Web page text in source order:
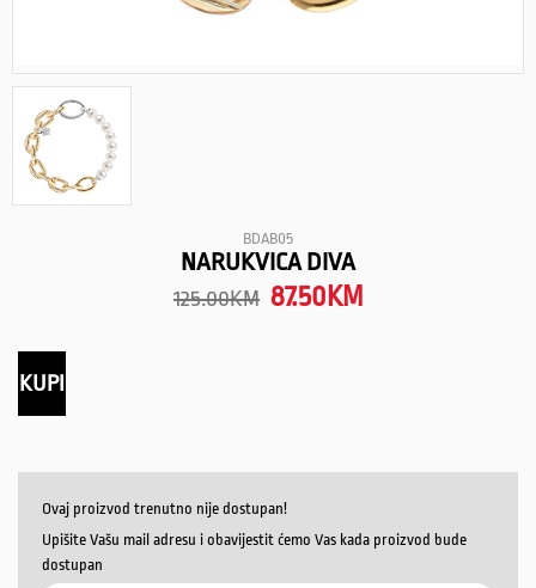
BDAB05
NARUKVICA DIVA
125.00KM 87.50 KM
KUPI
Ovaj proizvod trenutno nije dostupan!
Upišite Vašu mail adresu i obavijestit ćemo Vas kada proizvod bude
dostupan